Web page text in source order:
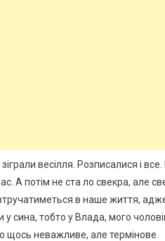
весілля. Розписалися і все.
А потім не ста ло свекра, але
в наше життя,
у сина, тобто у Влада, мого
щось неважливе, але термінове.